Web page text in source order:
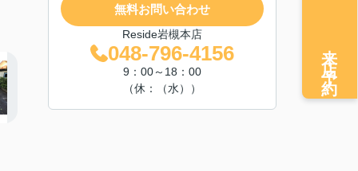
無料お問い合わせ
Reside岩槻本店
048-796-4156
9：00～18：00
（休：（水））
来店予約